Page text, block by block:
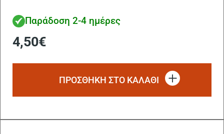
Παράδοση 2-4 ημέρες
4,50€
ΠΡΟΣΘΗΚΗ ΣΤΟ ΚΑΛΑΘΙ